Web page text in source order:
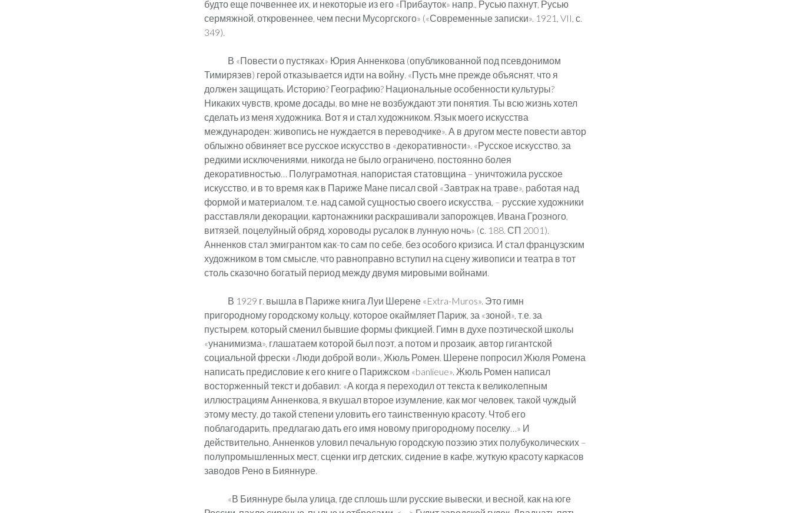
будто еще почвеннее их, и некоторые из его «Прибауток» напр., Русью пахнут, Русью
сермяжной, откровеннее, чем песни Мусоргского» («Современные записки». 1921, VII, с.
349).
В «Повести о пустяках» Юрия Анненкова (опубликованной под псевдонимом
Тимирязев) герой отказывается идти на войну. «Пусть мне прежде объяснят, что я
должен защищать. Историю? Географию? Национальные особенности культуры?
Никаких чувств, кроме досады, во мне не возбуждают эти понятия. Ты всю жизнь хотел
сделать из меня художника. Вот я и стал художником. Язык моего искусства
международен: живопись не нуждается в переводчике». А в другом месте повести автор
облыжно обвиняет все русское искусство в «декоративности». «Русское искусство, за
редкими исключениями, никогда не было ограничено, постоянно болея
декоративностью… Полуграмотная, напористая статовщина – уничтожила русское
искусство, и в то время как в Париже Мане писал свой «Завтрак на траве», работая над
формой и материалом, т.е. над самой сущностью своего искусства, – русские художники
расставляли декорации, картонажники раскрашивали запорожцев, Ивана Грозного,
витязей, поцелуйный обряд, хороводы русалок в лунную ночь» (с. 188. СП 2001).
Анненков стал эмигрантом как-то сам по себе, без особого кризиса. И стал французским
художником в том смысле, что равноправно вступил на сцену живописи и театра в тот
столь сказочно богатый период между двумя мировыми войнами.
В 1929 г. вышла в Париже книга Луи Шерене «Extra-Muros». Это гимн
пригородному городскому кольцу, которое окаймляет Париж, за «зоной», т.е. за
пустырем, который сменил бывшие формы фикцией. Гимн в духе поэтической школы
«унанимизма», глашатаем которой был поэт, а потом и прозаик, автор гигантской
социальной фрески «Люди доброй воли», Жюль Ромен. Шерене попросил Жюля Ромена
написать предисловие к его книге о Парижском «banlieue». Жюль Ромен написал
восторженный текст и добавил: «А когда я переходил от текста к великолепным
иллюстрациям Анненкова, я вкушал второе изумление, как мог человек, такой чуждый
этому месту, до такой степени уловить его таинственную красоту. Чтоб его
поблагодарить, предлагаю дать его имя новому пригородному поселку…» И
действительно, Анненков уловил печальную городскую поэзию этих полубуколических –
полупромышленных мест, сценки игр детских, сидение в кафе, жуткую красоту каркасов
заводов Рено в Бияннуре.
«В Бияннуре была улица, где сплошь шли русские вывески, и весной, как на юге